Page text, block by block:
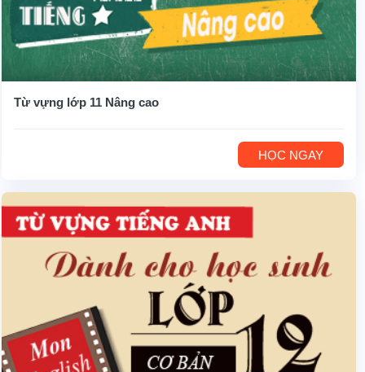
Từ vựng lớp 11 Nâng cao
HỌC NGAY